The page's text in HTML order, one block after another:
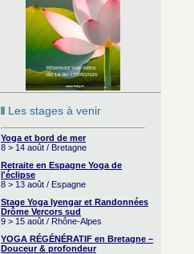
Les stages à venir
Yoga et bord de mer
8 > 14 août / Bretagne
Retraite en Espagne Yoga de
l'éclipse
8 > 13 août / Espagne
Stage Yoga Iyengar et Randonnées
Drôme Vercors sud
9 > 15 août / Rhône-Alpes
YOGA RÉGÉNÉRATIF en Bretagne –
Douceur & profondeur